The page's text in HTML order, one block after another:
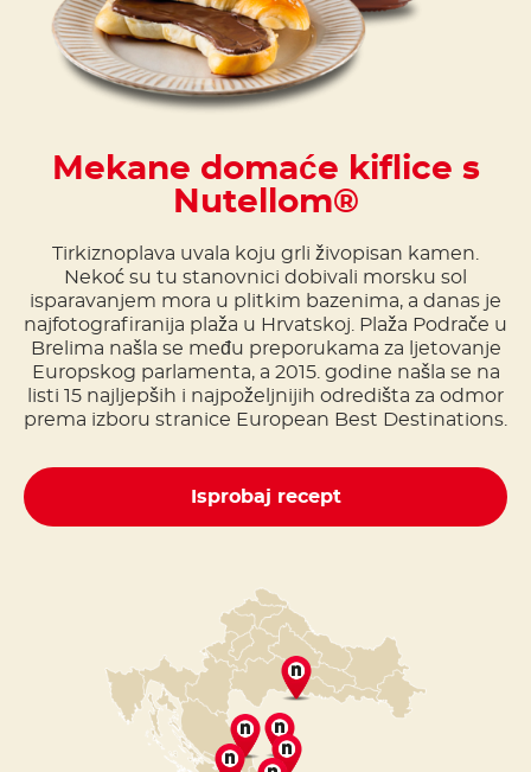
Mekane domaće kiflice s
Nutellom®
Tirkiznoplava uvala koju grli živopisan kamen.
Nekoć su tu stanovnici dobivali morsku sol
isparavanjem mora u plitkim bazenima, a danas je
najfotografiranija plaža u Hrvatskoj. Plaža Podrače u
Brelima našla se među preporukama za ljetovanje
Europskog parlamenta, a 2015. godine našla se na
listi 15 najljepših i najpoželjnijih odredišta za odmor
prema izboru stranice European Best Destinations.
Isprobaj recept